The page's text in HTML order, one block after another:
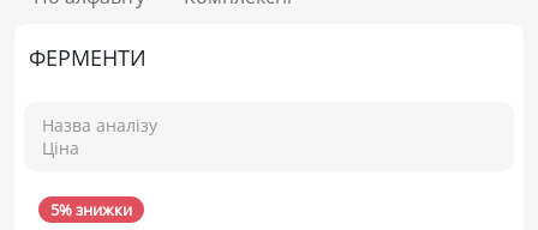
ФЕРМЕНТИ
Назва аналізу
Ціна
5% знижки